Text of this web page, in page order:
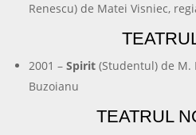
Renescu) de Matei Visniec,
2001 –Spirit (Studentul) de M.
Buzoianu
TEATRUL